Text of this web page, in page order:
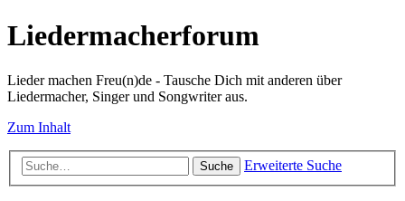
Liedermacherforum
Lieder machen Freu(n)de - Tausche Dich mit anderen über
Liedermacher, Singer und Songwriter aus.
Zum Inhalt
Suche Erweiterte Suche